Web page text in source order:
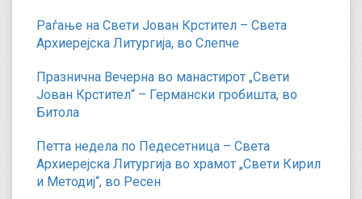
Раѓање на Свети Јован Крстител – Света
Архиерејска Литургија, во Слепче
Празнична Вечерна во манастирот „Свети
Јован Крстител“ – Германски гробишта, во
Битола
Петта недела по Педесетница – Света
Архиерејска Литургија во храмот „Свети Кирил
и Методиј“, во Ресен